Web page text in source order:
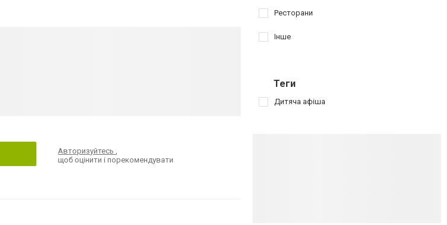
Авторизуйтесь,
щоб оцінити і порекомендувати
Ресторани
Інше
Теги
Дитяча афіша